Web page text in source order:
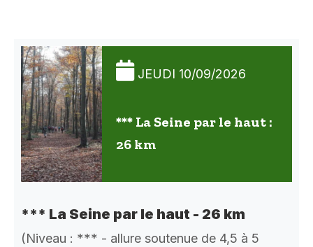
JEUDI 10/09/2026
*** La Seine par le haut :
26 km
*** La Seine par le haut - 26 km
(Niveau : *** - allure soutenue de 4,5 à 5